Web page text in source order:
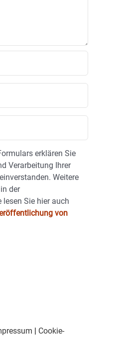
erklären Sie
Verarbeitung Ihrer
Weitere
der
lesen Sie hier auch
von
| Cookie-